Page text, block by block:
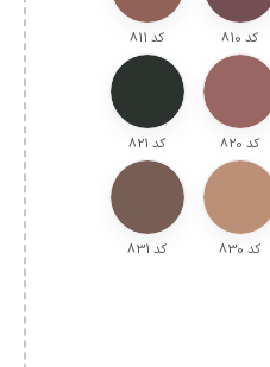
کد ۸10 کد ۸11
کد ۸20 کد ۸21
کد ۸30 کد ۸31